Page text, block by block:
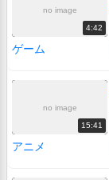
no image
4:42
ゲーム
no image
15:41
アニメ